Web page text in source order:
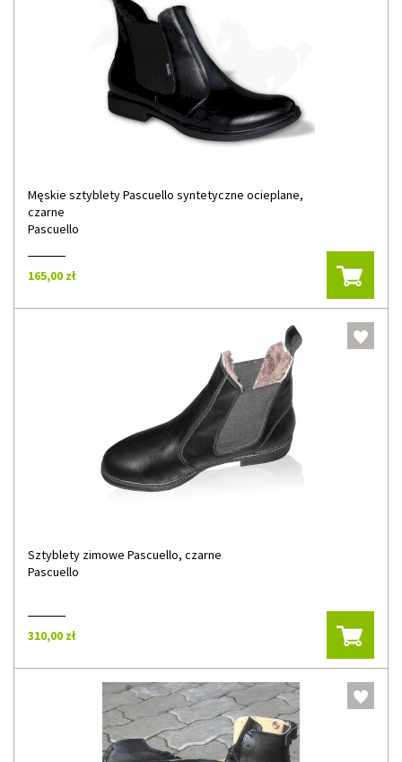
Męskie sztyblety Pascuello syntetyczne ocieplane,
czarne
Pascuello
165,00 zł
Sztyblety zimowe Pascuello, czarne
Pascuello
310,00 zł